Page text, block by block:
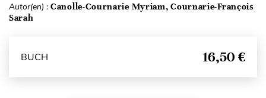
Autor(en) : Canolle-Cournarie Myriam, Cournarie-François
Sarah
BUCH 16,50 €